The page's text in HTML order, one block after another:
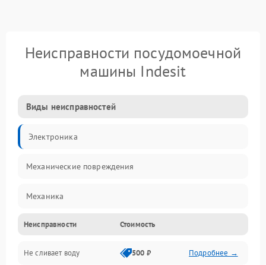
Неисправности посудомоечной
машины Indesit
Виды неисправностей
Электроника
Механические повреждения
Механика
Управление
Электропитание
Неисправности Стоимость
Не сливает воду 500 ₽ Подробнее →